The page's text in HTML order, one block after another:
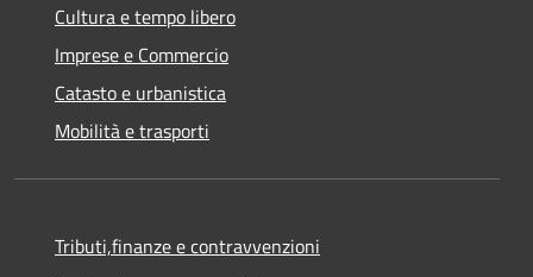
Cultura e tempo libero
Imprese e Commercio
Catasto e urbanistica
Mobilità e trasporti
Tributi,finanze e contravvenzioni